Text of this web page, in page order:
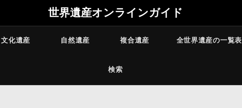
世界遺産オンラインガイド
文化遺産 自然遺産 複合遺産 全世界遺産の一覧表
検索